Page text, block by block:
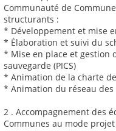
Communauté de
structurants :
* Développement et mise
* Élaboration et suivi du
* Mise en place et gestion
sauvegarde (PICS)
* Animation de la charte
* Animation du réseau
2 . Accompagnement des
Communes au mode